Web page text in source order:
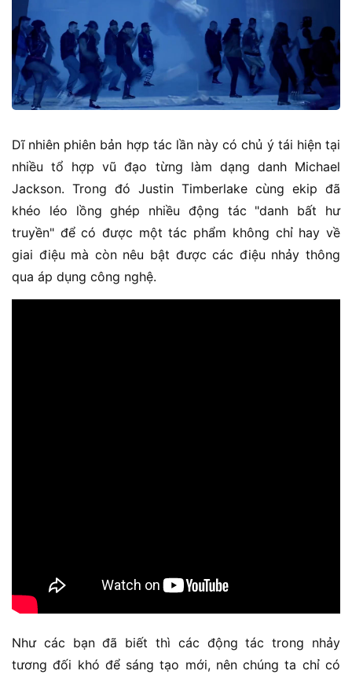
Dĩ nhiên phiên bản hợp tác lần này có chủ ý tái hiện tại
nhiều tổ hợp vũ đạo từng làm dạng danh Michael
Jackson. Trong đó Justin Timberlake cùng ekip đã
khéo léo lồng ghép nhiều động tác "danh bất hư
truyền" để có được một tác phẩm không chỉ hay về
giai điệu mà còn nêu bật được các điệu nhảy thông
qua áp dụng công nghệ.
Như các bạn đã biết thì các động tác trong nhảy
tương đối khó để sáng tạo mới, nên chúng ta chỉ có